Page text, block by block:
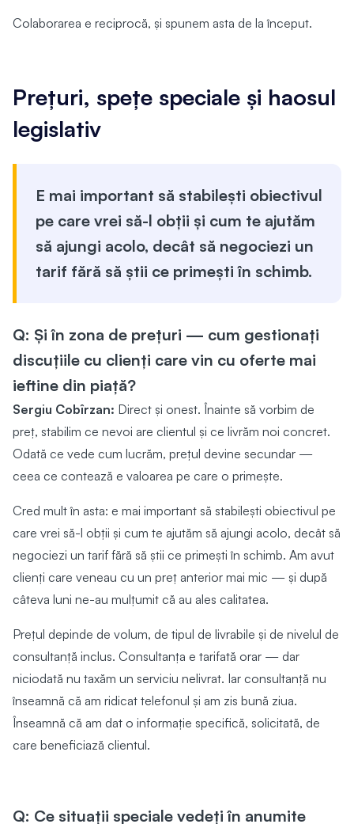
Colaborarea e reciprocă, și spunem asta de la început.
Prețuri, spețe speciale și haosul
legislativ
E mai important să stabilești obiectivul
pe care vrei să-l obții și cum te ajutăm
să ajungi acolo, decât să negociezi un
tarif fără să știi ce primești în schimb.
Q: Și în zona de prețuri — cum gestionați
discuțiile cu clienți care vin cu oferte mai
ieftine din piață?
Sergiu Cobîrzan: Direct și onest. Înainte să vorbim de
preț, stabilim ce nevoi are clientul și ce livrăm noi concret.
Odată ce vede cum lucrăm, prețul devine secundar —
ceea ce contează e valoarea pe care o primește.
Cred mult în asta: e mai important să stabilești obiectivul pe
care vrei să-l obții și cum te ajutăm să ajungi acolo, decât să
negociezi un tarif fără să știi ce primești în schimb. Am avut
clienți care veneau cu un preț anterior mai mic — și după
câteva luni ne-au mulțumit că au ales calitatea.
Prețul depinde de volum, de tipul de livrabile și de nivelul de
consultanță inclus. Consultanța e tarifată orar — dar
niciodată nu taxăm un serviciu nelivrat. Iar consultanță nu
înseamnă că am ridicat telefonul și am zis bună ziua.
Înseamnă că am dat o informație specifică, solicitată, de
care beneficiază clientul.
Q: Ce situații speciale vedeți în anumite